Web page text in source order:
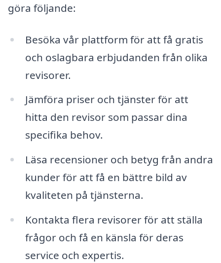
göra följande:
Besöka vår plattform för att få gratis
och oslagbara erbjudanden från olika
revisorer.
Jämföra priser och tjänster för att
hitta den revisor som passar dina
specifika behov.
Läsa recensioner och betyg från andra
kunder för att få en bättre bild av
kvaliteten på tjänsterna.
Kontakta flera revisorer för att ställa
frågor och få en känsla för deras
service och expertis.